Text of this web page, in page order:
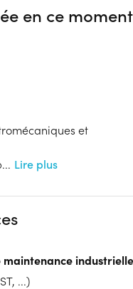
en ce moment
et
... Lire plus
industrielle
...)